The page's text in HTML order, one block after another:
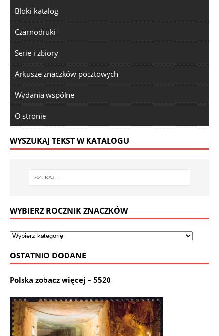
Bloki katalog
Czarnodruki
Serie i zbiory
Arkusze znaczków pocztowych
Wydania wspólne
O stronie
WYSZUKAJ TEKST W KATALOGU
WYBIERZ ROCZNIK ZNACZKÓW
OSTATNIO DODANE
Polska zobacz więcej – 5520